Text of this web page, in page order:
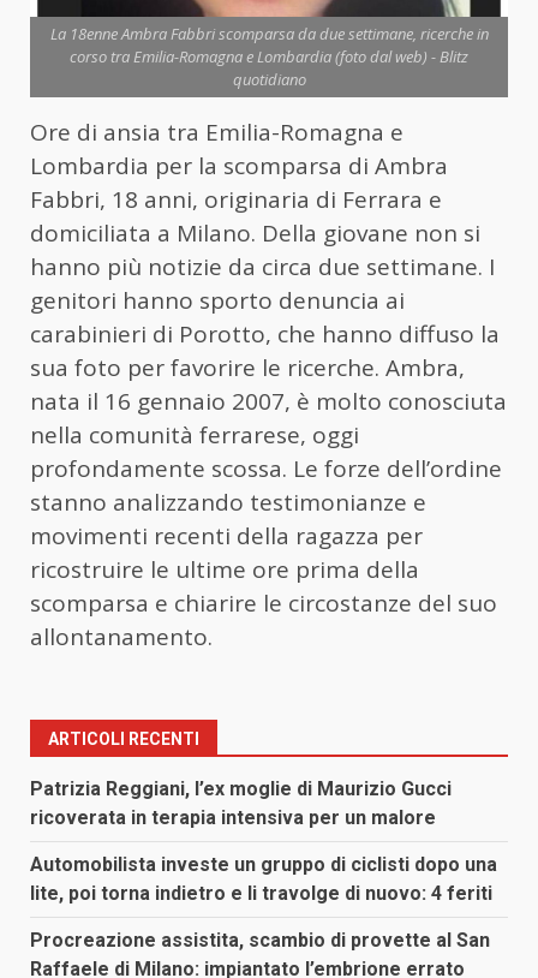
La 18enne Ambra Fabbri scomparsa da due settimane, ricerche in
corso tra Emilia-Romagna e Lombardia (foto dal web) - Blitz
quotidiano
Ore di ansia tra Emilia-Romagna e
Lombardia per la scomparsa di Ambra
Fabbri, 18 anni, originaria di Ferrara e
domiciliata a Milano. Della giovane non si
hanno più notizie da circa due settimane. I
genitori hanno sporto denuncia ai
carabinieri di Porotto, che hanno diffuso la
sua foto per favorire le ricerche. Ambra,
nata il 16 gennaio 2007, è molto conosciuta
nella comunità ferrarese, oggi
profondamente scossa. Le forze dell’ordine
stanno analizzando testimonianze e
movimenti recenti della ragazza per
ricostruire le ultime ore prima della
scomparsa e chiarire le circostanze del suo
allontanamento.
ARTICOLI RECENTI
Patrizia Reggiani, l’ex moglie di Maurizio Gucci
ricoverata in terapia intensiva per un malore
Automobilista investe un gruppo di ciclisti dopo una
lite, poi torna indietro e li travolge di nuovo: 4 feriti
Procreazione assistita, scambio di provette al San
Raffaele di Milano: impiantato l’embrione errato